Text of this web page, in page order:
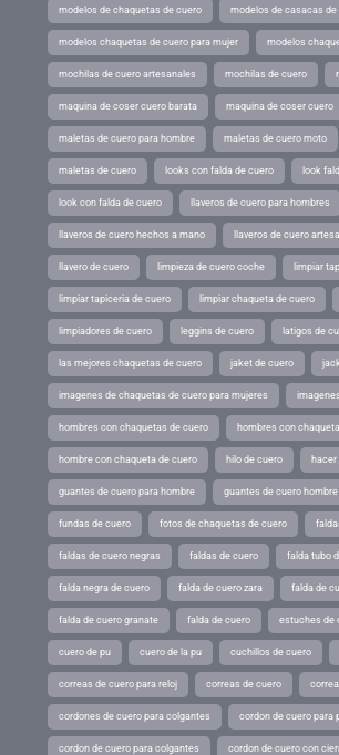
modelos de chaquetas de cuero modelos de casacas
modelos chaquetas de cuero para mujer modelos
mochilas de cuero artesanales mochilas de cuero
maquina de coser cuero barata maquina de coser cuero
maletas de cuero para hombre maletas de cuero moto
maletas de cuero looks con falda de cuero look
look con falda de cuero llaveros de cuero para hombres
llaveros de cuero hechos a mano llaveros de cuero
llavero de cuero limpieza de cuero coche limpiar
limpiar tapiceria de cuero limpiar chaqueta de cuero
limpiadores de cuero leggins de cuero latigos de
las mejores chaquetas de cuero jaket de cuero
imagenes de chaquetas de cuero para mujeres
hombres con chaquetas de cuero hombres con
hombre con chaqueta de cuero hilo de cuero hacer
guantes de cuero para hombre guantes de cuero hombre
fundas de cuero fotos de chaquetas de cuero
faldas de cuero negras faldas de cuero falda tubo
falda negra de cuero falda de cuero zara falda de
falda de cuero granate falda de cuero estuches de
cuero de pu cuero de la pu cuchillos de cuero
correas de cuero para reloj correas de cuero
cordones de cuero para colgantes cordon de cuero para
cordon de cuero para colgantes cordon de cuero con